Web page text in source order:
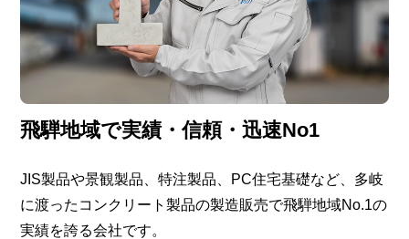
飛騨地域で実績・信頼・迅速No1
JIS製品や景観製品、特注製品、PC住宅基礎など、多岐
に渡ったコンクリート製品の製造販売で飛騨地域No.1の
実績を誇る会社です。